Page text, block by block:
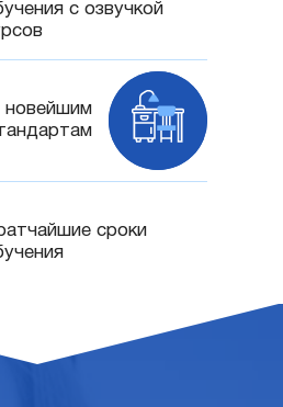
с озвучкой
новейшим
сроки